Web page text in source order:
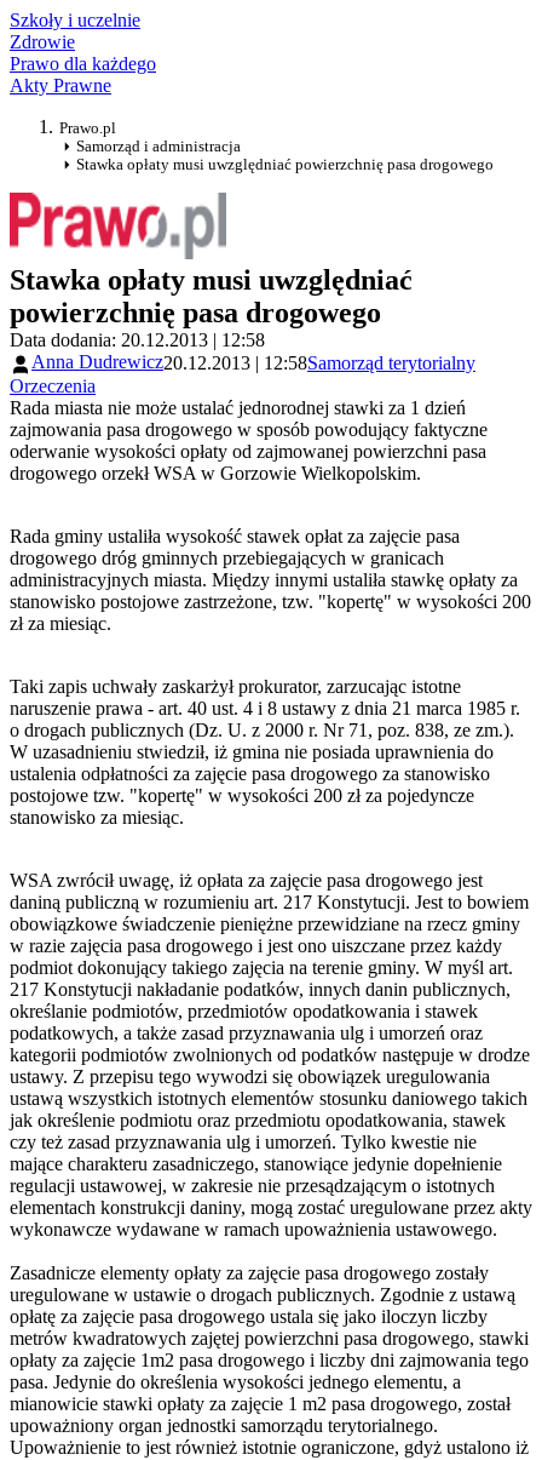
Szkoły i uczelnie
Zdrowie
Prawo dla każdego
Akty Prawne
Prawo.pl
Samorząd i administracja
Stawka opłaty musi uwzględniać powierzchnię pasa drogowego
Stawka opłaty musi uwzględniać
powierzchnię pasa drogowego
Data dodania: 20.12.2013 | 12:58
Anna Dudrewicz20.12.2013 | 12:58Samorząd terytorialny
Orzeczenia
Rada miasta nie może ustalać jednorodnej stawki za 1 dzień
zajmowania pasa drogowego w sposób powodujący faktyczne
oderwanie wysokości opłaty od zajmowanej powierzchni pasa
drogowego orzekł WSA w Gorzowie Wielkopolskim.
Rada gminy ustaliła wysokość stawek opłat za zajęcie pasa
drogowego dróg gminnych przebiegających w granicach
administracyjnych miasta. Między innymi ustaliła stawkę opłaty za
stanowisko postojowe zastrzeżone, tzw. "kopertę" w wysokości 200
zł za miesiąc.
Taki zapis uchwały zaskarżył prokurator, zarzucając istotne
naruszenie prawa - art. 40 ust. 4 i 8 ustawy z dnia 21 marca 1985 r.
o drogach publicznych (Dz. U. z 2000 r. Nr 71, poz. 838, ze zm.).
W uzasadnieniu stwiedził, iż gmina nie posiada uprawnienia do
ustalenia odpłatności za zajęcie pasa drogowego za stanowisko
postojowe tzw. "kopertę" w wysokości 200 zł za pojedyncze
stanowisko za miesiąc.
WSA zwrócił uwagę, iż opłata za zajęcie pasa drogowego jest
daniną publiczną w rozumieniu art. 217 Konstytucji. Jest to bowiem
obowiązkowe świadczenie pieniężne przewidziane na rzecz gminy
w razie zajęcia pasa drogowego i jest ono uiszczane przez każdy
podmiot dokonujący takiego zajęcia na terenie gminy. W myśl art.
217 Konstytucji nakładanie podatków, innych danin publicznych,
określanie podmiotów, przedmiotów opodatkowania i stawek
podatkowych, a także zasad przyznawania ulg i umorzeń oraz
kategorii podmiotów zwolnionych od podatków następuje w drodze
ustawy. Z przepisu tego wywodzi się obowiązek uregulowania
ustawą wszystkich istotnych elementów stosunku daniowego takich
jak określenie podmiotu oraz przedmiotu opodatkowania, stawek
czy też zasad przyznawania ulg i umorzeń. Tylko kwestie nie
mające charakteru zasadniczego, stanowiące jedynie dopełnienie
regulacji ustawowej, w zakresie nie przesądzającym o istotnych
elementach konstrukcji daniny, mogą zostać uregulowane przez akty
wykonawcze wydawane w ramach upoważnienia ustawowego.
Zasadnicze elementy opłaty za zajęcie pasa drogowego zostały
uregulowane w ustawie o drogach publicznych. Zgodnie z ustawą
opłatę za zajęcie pasa drogowego ustala się jako iloczyn liczby
metrów kwadratowych zajętej powierzchni pasa drogowego, stawki
opłaty za zajęcie 1m2 pasa drogowego i liczby dni zajmowania tego
pasa. Jedynie do określenia wysokości jednego elementu, a
mianowicie stawki opłaty za zajęcie 1 m2 pasa drogowego, został
upoważniony organ jednostki samorządu terytorialnego.
Upoważnienie to jest również istotnie ograniczone, gdyż ustalono iż